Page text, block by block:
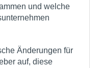
und welche
Änderungen für
auf, diese